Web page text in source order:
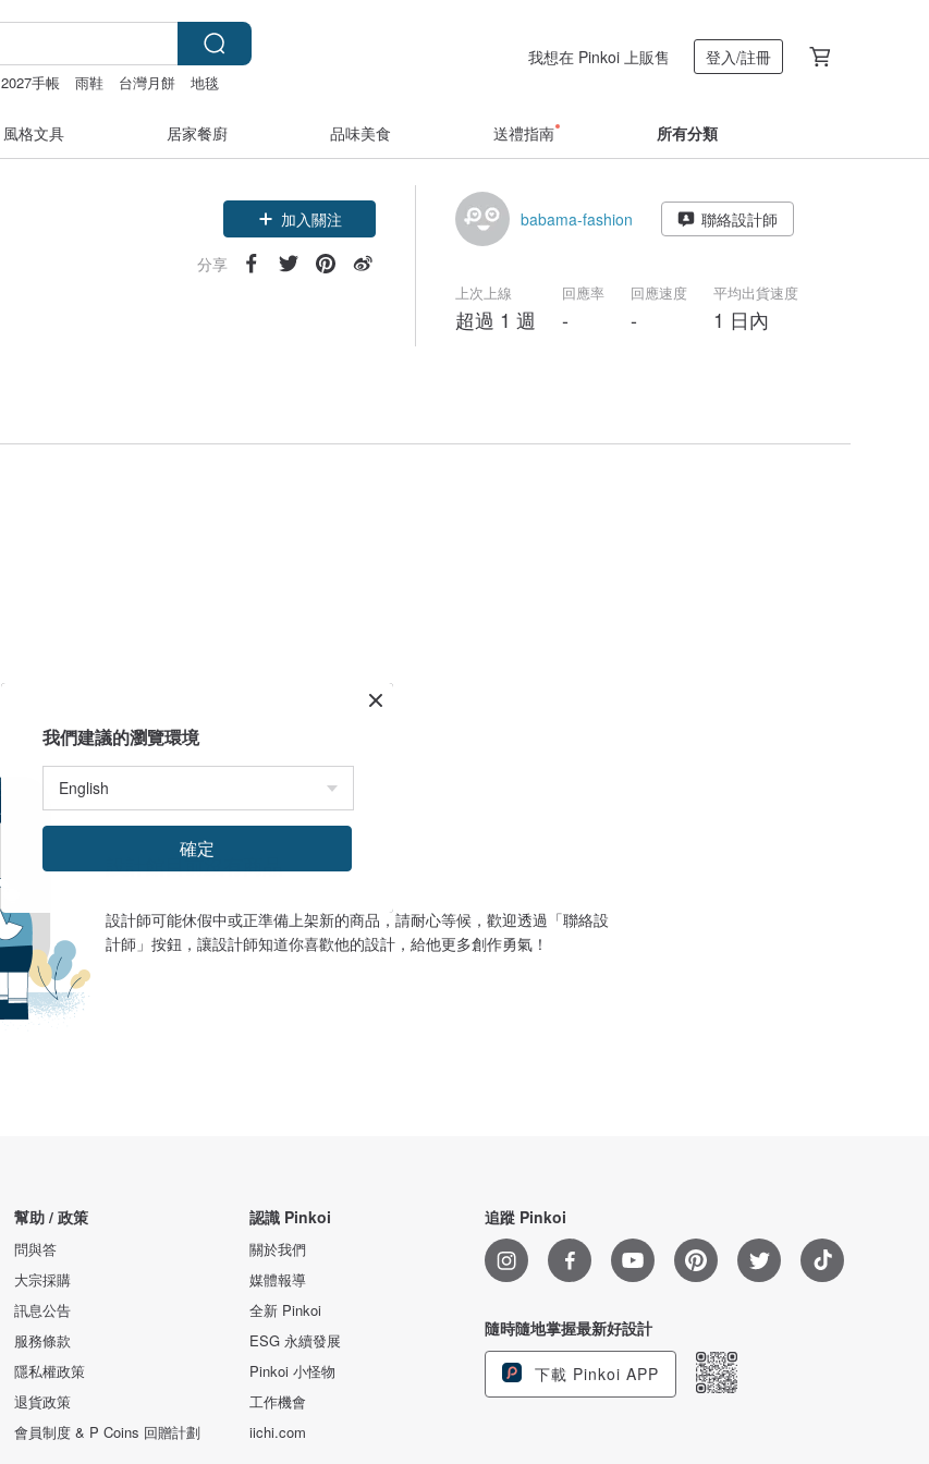
2027手帳 雨鞋 台灣月餅 地毯
我想在 Pinkoi 上販售 登入/註冊
風格文具 居家餐廚 品味美食 送禮指南 所有分類
加入關注
分享
babama-fashion 聯絡設計師
上次上線
超過 1 週
回應率
-
回應速度
-
平均出貨速度
1 日內
設計館目前沒有商品
設計師可能休假中或正準備上架新的商品，請耐心等候，歡迎透過「聯絡設
計師」按鈕，讓設計師知道你喜歡他的設計，給他更多創作勇氣！
幫助 / 政策
問與答
大宗採購
訊息公告
服務條款
隱私權政策
退貨政策
會員制度 & P Coins 回贈計劃
認識 Pinkoi
關於我們
媒體報導
全新 Pinkoi
ESG 永續發展
Pinkoi 小怪物
工作機會
iichi.com
追蹤 Pinkoi
隨時隨地掌握最新好設計
下載 Pinkoi APP
我們建議的瀏覽環境
確定